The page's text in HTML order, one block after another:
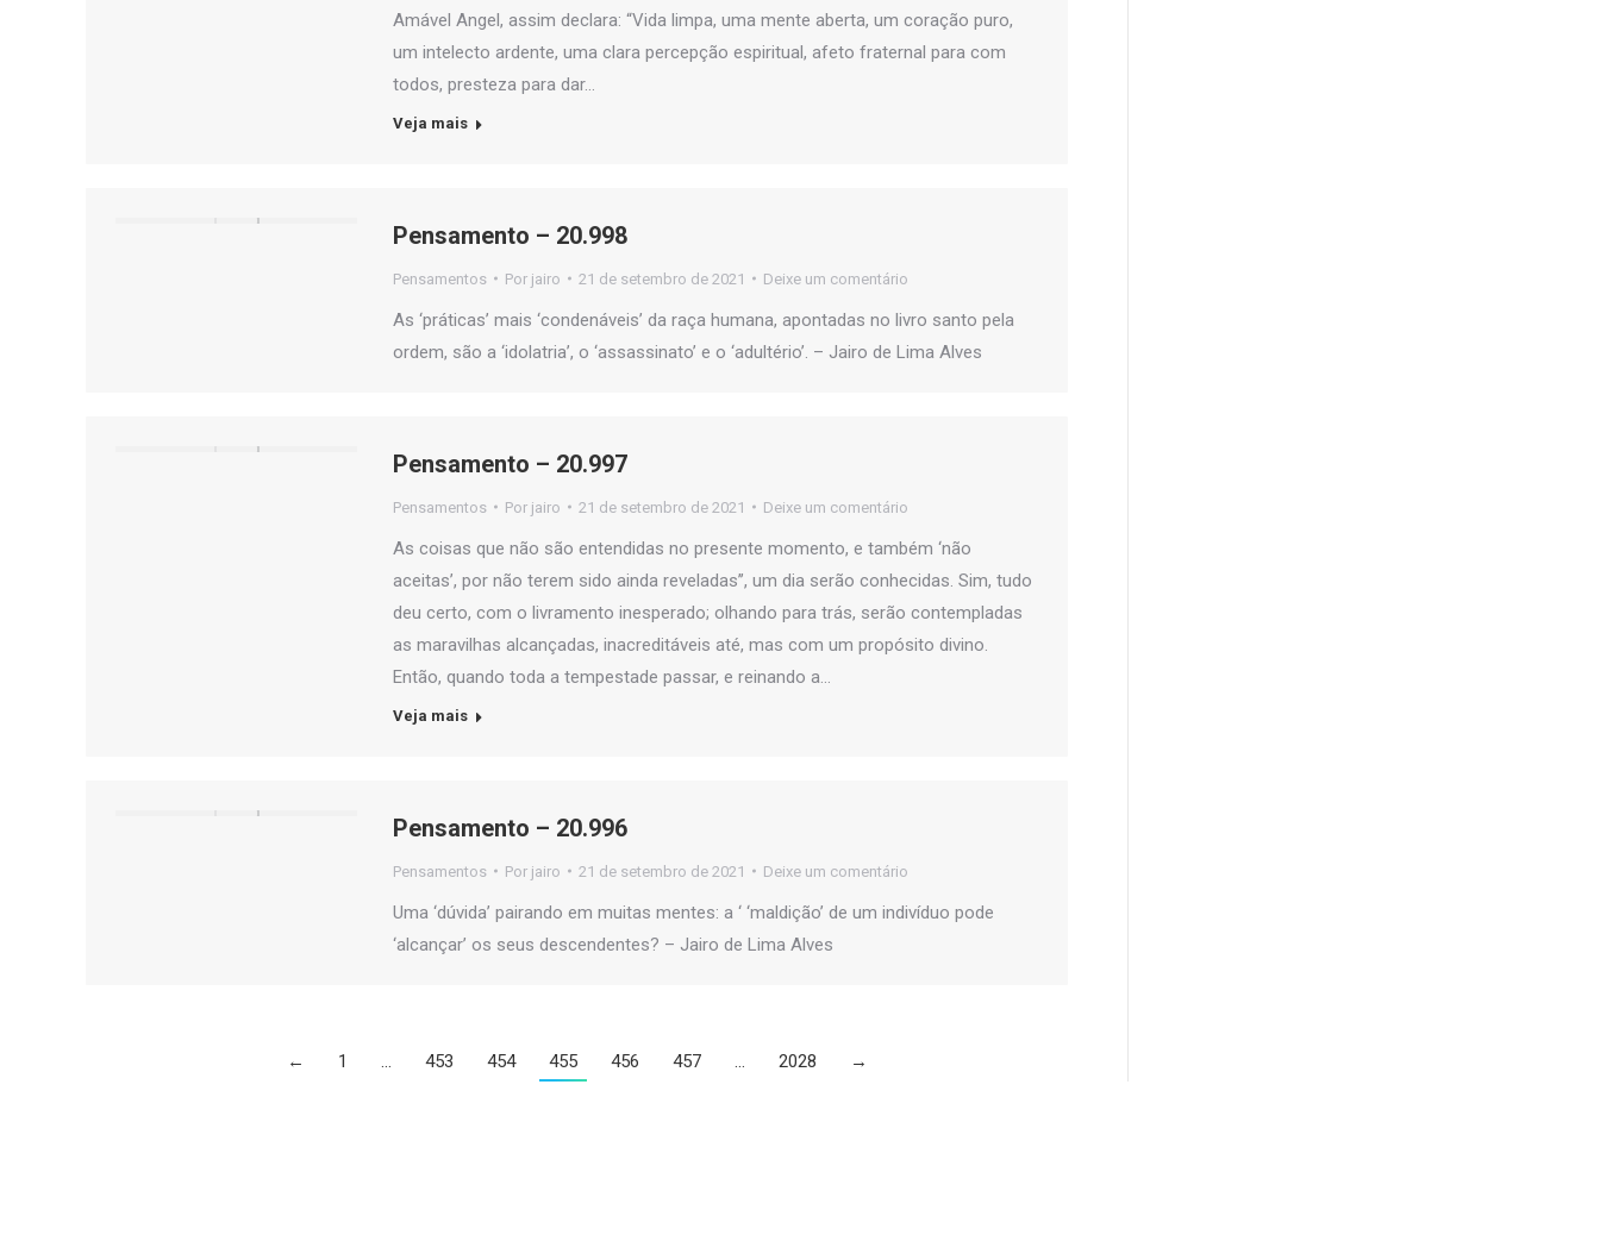
Amável Angel, assim declara: “Vida limpa, uma mente aberta, um coração puro,
um intelecto ardente, uma clara percepção espiritual, afeto fraternal para com
todos, presteza para dar…
Veja mais
Pensamento – 20.998
Pensamentos Por jairo 21 de setembro de 2021 Deixe um comentário
As ‘práticas’ mais ‘condenáveis’ da raça humana, apontadas no livro santo pela
ordem, são a ‘idolatria’, o ‘assassinato’ e o ‘adultério’. – Jairo de Lima Alves
Pensamento – 20.997
Pensamentos Por jairo 21 de setembro de 2021 Deixe um comentário
As coisas que não são entendidas no presente momento, e também ‘não
aceitas’, por não terem sido ainda reveladas’’, um dia serão conhecidas. Sim, tudo
deu certo, com o livramento inesperado; olhando para trás, serão contempladas
as maravilhas alcançadas, inacreditáveis até, mas com um propósito divino.
Então, quando toda a tempestade passar, e reinando a…
Veja mais
Pensamento – 20.996
Pensamentos Por jairo 21 de setembro de 2021 Deixe um comentário
Uma ‘dúvida’ pairando em muitas mentes: a ‘ ‘maldição’ de um indivíduo pode
‘alcançar’ os seus descendentes? – Jairo de Lima Alves
← 1 … 453 454 455 456 457 … 2028 →